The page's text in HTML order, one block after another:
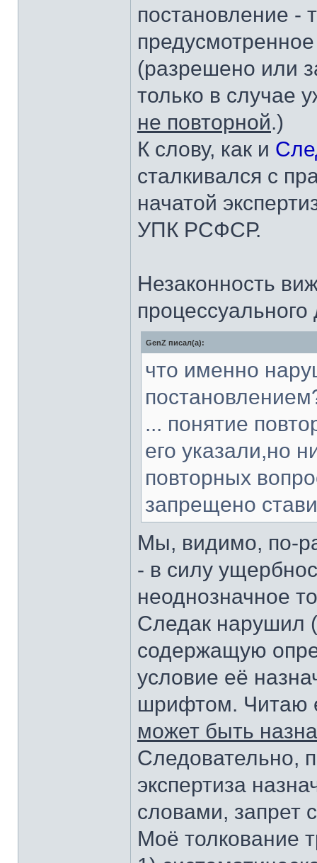
постановление -
(разрешено или
только в случае
не повторной.)
К слову, как и
сталкивался с
начатой
УПК РСФСР.
Незаконность
GenZ писал(а):
что именно
... понятие
его указали,но
повторных
запрещено
Мы, видимо, по-
- в силу
неоднозначное
Следак нарушил
содержащую
условие её
шрифтом. Читаю
может быть
Следовательно,
экспертиза
словами, запрет
Моё толкование